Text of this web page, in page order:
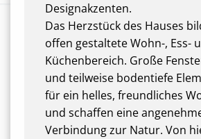
Designakzenten.
Das Herzstück des Hauses
offen gestaltete Wohn-, Ess-
Küchenbereich. Große
und teilweise bodentiefe
für ein helles, freundliches
und schaffen eine
Verbindung zur Natur. Von